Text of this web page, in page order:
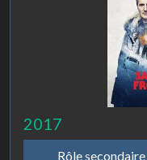
2017
Rôle secondaire